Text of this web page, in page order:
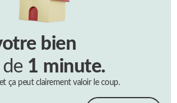
bien
1 minute.
ça peut clairement valoir le coup.